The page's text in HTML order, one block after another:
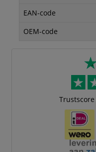
EAN-code
OEM-code
Trustscore